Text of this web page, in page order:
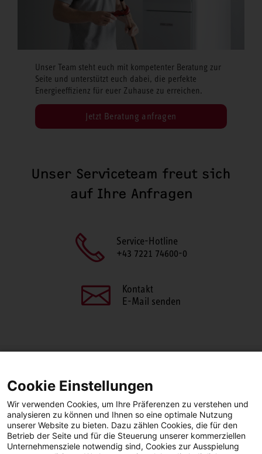
Unser Team steht euch mit kompetenter Beratung zur
Seite und unterstützt euch dabei, die perfekte
Energieeffizienz für euer Zuhause zu erreichen.
Jetzt Beratung anfragen
Unser Serviceteam freut sich
auf Ihre Anfragen
Service-Hotline
+43 7221 74600-0
Kontakt
E-Mail senden
FacebookLinkedIn
Facebook YouTube LinkedIn
Cookie Einstellungen
Wir verwenden Cookies, um Ihre Präferenzen zu verstehen und
analysieren zu können und Ihnen so eine optimale Nutzung
unserer Website zu bieten. Dazu zählen Cookies, die für den
Betrieb der Seite und für die Steuerung unserer kommerziellen
Unternehmensziele notwendig sind, Cookies zur Ausspielung